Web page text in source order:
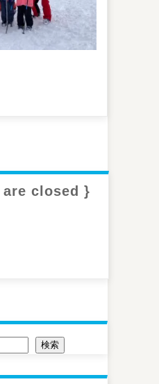
closed }
検索